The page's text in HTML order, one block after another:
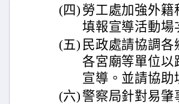
(四) 勞工處加強外籍
填報宣導活動場
(五) 民政處請協調
各宮廟等單位以
宣導。並請協助
(六) 警察局針對易肇